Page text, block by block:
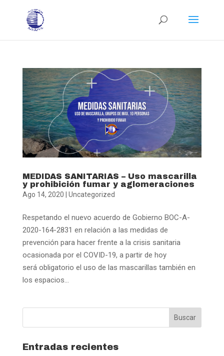
MEDIDAS SANITARIAS – Uso mascarilla
y prohibición fumar y aglomeraciones
Ago 14, 2020 Uncategorized
Respetando el nuevo acuerdo de Gobierno BOC-A-
2020-164-2831 en relación a las medidas de
prevención para hacer frente a la crisis sanitaria
ocasionada por el COVID-19, a partir de hoy
será obligatorio el uso de las mascarillas también en
los espacios...
Entradas recientes